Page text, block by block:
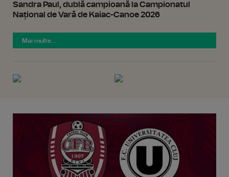
Sandra Paul, dublă campioană la Campionatul
Național de Vară de Kaiac-Canoe 2026
Mai multe...